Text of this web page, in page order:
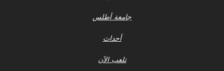
جامعة أطلس
أحداث
تلعب الآن